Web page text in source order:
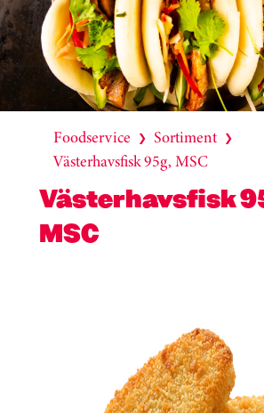
Foodservice ❯ Sortiment ❯
Västerhavsfisk 95g, MSC
Västerhavsfisk
MSC